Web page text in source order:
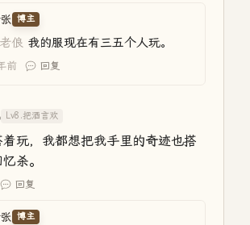
博主
俍 我的服现在有三五个人玩。
前 回复
Lv8.把酒言欢
玩，我都想把我手里的奇迹也搭
杀。
回复
博主